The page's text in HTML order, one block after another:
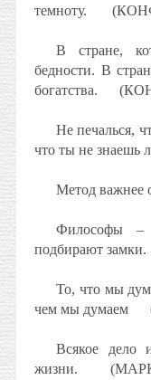
темноту.
В стране,
бедности. В
богатства.
Не печалься,
что ты не знаешь
Метод важнее
Философы –
подбирают замки.
То, что мы
чем мы думаем
Всякое дело
жизни.